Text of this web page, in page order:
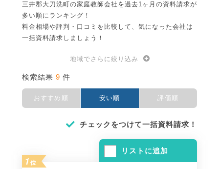
三井郡大刀洗町の家庭教師会社を過去1ヶ月の資料請求が
多い順にランキング！
料金相場や評判・口コミを比較して、気になった会社は
一括資料請求しましょう！
地域でさらに絞り込み
検索結果 9 件
おすすめ順 安い順 評価順
チェックをつけて一括資料請求！
リストに追加
1 位